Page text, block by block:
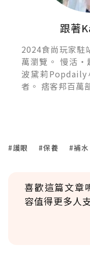
跟著
2024食尚玩家駐
萬瀏覽。 慢活‧
波黛莉
者。 痞客邦百萬
#護眼 #保養 #補水
喜歡這篇文章
容值得更多人